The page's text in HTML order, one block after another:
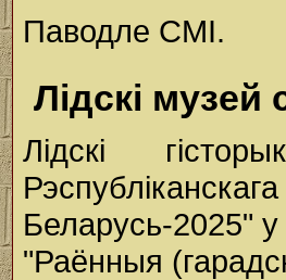
Паводле СМІ.
Лідскі
Лідскі
Беларусь-2025" у
"Раённыя